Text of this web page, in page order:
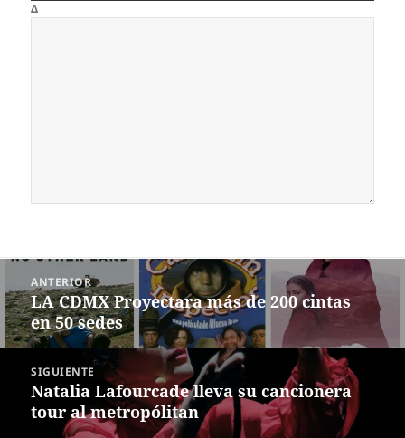
Δ
de
entradas
ANTERIOR
Entrada
anterior:
LA CDMX Proyectara más de 200 cintas
en 50 sedes
SIGUIENTE
Siguiente
entrada:
Natalia Lafourcade lleva su cancionera
tour al metropólitan